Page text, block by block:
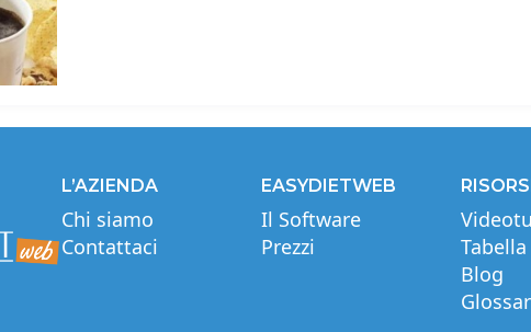
L’AZIENDA
Chi siamo
Contattaci
EASYDIETWEB
Il Software
Prezzi
Blog